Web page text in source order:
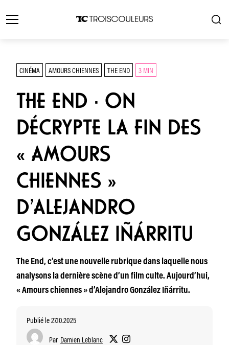
CINÉMA AMOURS CHIENNES THE END 3 MIN
THE END · ON
DÉCRYPTE LA FIN DES
« AMOURS
CHIENNES »
D’ALEJANDRO
GONZÁLEZ IÑÁRRITU
The End, c’est une nouvelle rubrique dans laquelle nous
analysons la dernière scène d’un film culte. Aujourd’hui,
« Amours chiennes » d’Alejandro González Iñárritu.
Publié le 27.10.2025
Par Damien Leblanc